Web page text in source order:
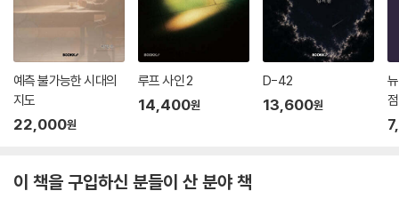
차 여러 악의적인 세력이 합세해 소녀의 모습을 왜곡하고, 결국 소녀의 모
습은 점점 괴물처럼 변하게 된다.
세 번째 수록작 「2059년에도 부유층 자녀들이 여전히 유리한 이유」는 유
전자 요법을 정면에서 다룬 엽편소설로, 그의 평소 창작 패턴을 고려한다
면 이후 그의 차기작의 씨앗이 될 것으로 기대가 된다. 이미 SF에서는 익숙
한 소재이긴 하나, 저소득층을 대상으로 한 ‘유전자조작’ 자선사업이 오히
려 더 심각한 불편등을 야기할 수도 있다는 테드 창의 지적은 무척 시의적
그밖에도 테드 창과 함께 하드 SF의 양대산맥으로 불리우는 “그렉 이
예측 불가능한 시대의
지도
22,000원
루프 사인 2
14,400원
D-42
13,600원
점
이 책을 구입하신 분들이 산 분야 책